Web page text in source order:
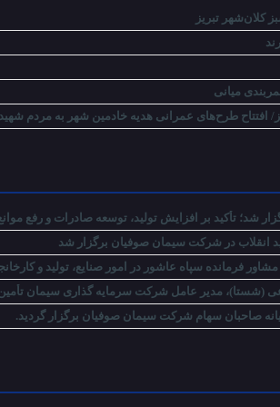
کلان‌شهر تبریز
افتتاح طرح‌های عمرانی هدیه خادمین شهر به مردم
تأکید بر افزایش تولید، توسعه صادرات و رفع موانع
انقلاب در شرکت سیمان صوفیان برگزار شد
فرمانده سپاه عاشور در امور صنایع، تولید و
(شستا)، مدیر عامل شرکت سرمایه گذاری سیمان
صاحبان سهام شرکت سیمان صوفیان برگزار گردید.